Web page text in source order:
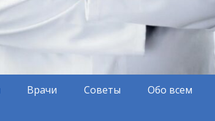
Врачи Советы Обо всем